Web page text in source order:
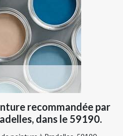
recommandée par
dans le 59190.